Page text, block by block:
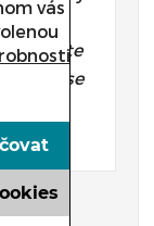
máte
se
vás